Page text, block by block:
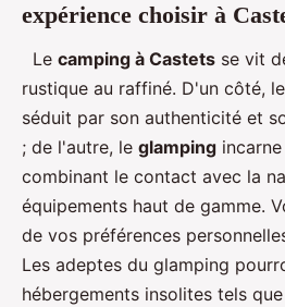
expérience choisir à
Le camping à Castets se vit
rustique au raffiné. D'un côté, le
séduit par son authenticité et
; de l'autre, le glamping
combinant le contact avec la
équipements haut de gamme.
de vos préférences
Les adeptes du glamping
hébergements insolites tels